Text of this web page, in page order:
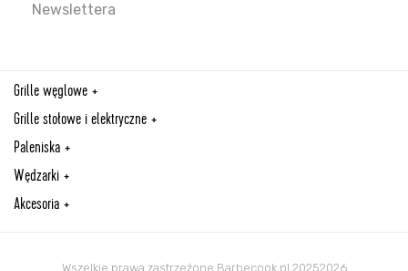
Newslettera
Grille węglowe
Grille stołowe i elektryczne
Paleniska
Wędzarki
Akcesoria
Wszelkie prawa zastrzeżone Barbecook.pl 20252026